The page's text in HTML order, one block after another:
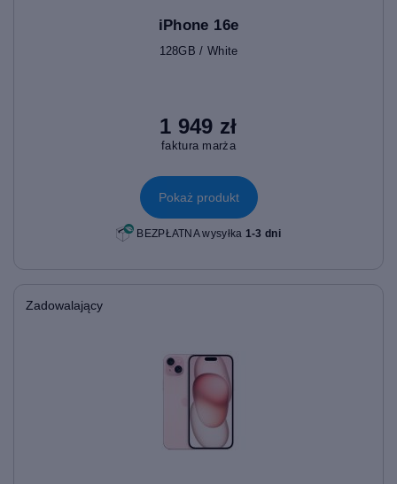
iPhone 16e
128GB / White
1 949 zł
faktura marża
Pokaż produkt
BEZPŁATNA wysyłka 1-3 dni
Zadowalający